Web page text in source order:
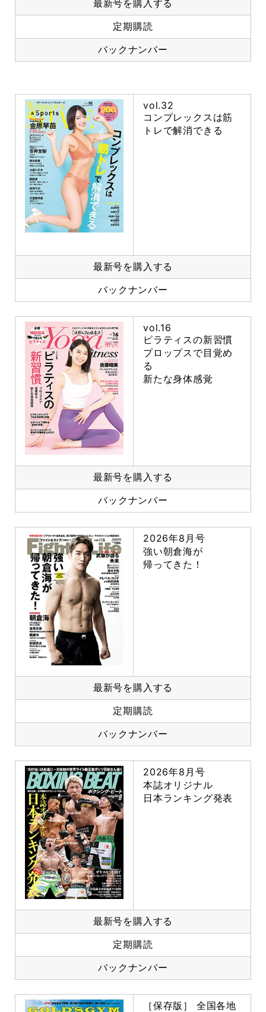
最新号を購入する
定期購読
バックナンバー
vol.32
コンプレックスは筋
トレで解消できる
最新号を購入する
バックナンバー
vol.16
ピラティスの新習慣
プロップスで目覚め
る
新たな身体感覚
最新号を購入する
バックナンバー
2026年8月号
強い朝倉海が
帰ってきた！
最新号を購入する
定期購読
バックナンバー
2026年8月号
本誌オリジナル
日本ランキング発表
最新号を購入する
定期購読
バックナンバー
［保存版］ 全国各地